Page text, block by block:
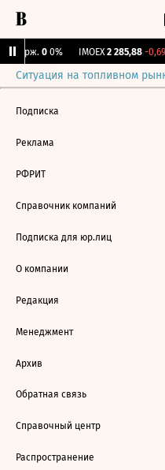
Бирж. 0 0% IMOEX 2 285,88 -
Ситуация на топливном
Подписка
Реклама
РФРИТ
Справочник компаний
Подписка для юр.лиц
О компании
Редакция
Менеджмент
Архив
Обратная связь
Справочный центр
Распространение